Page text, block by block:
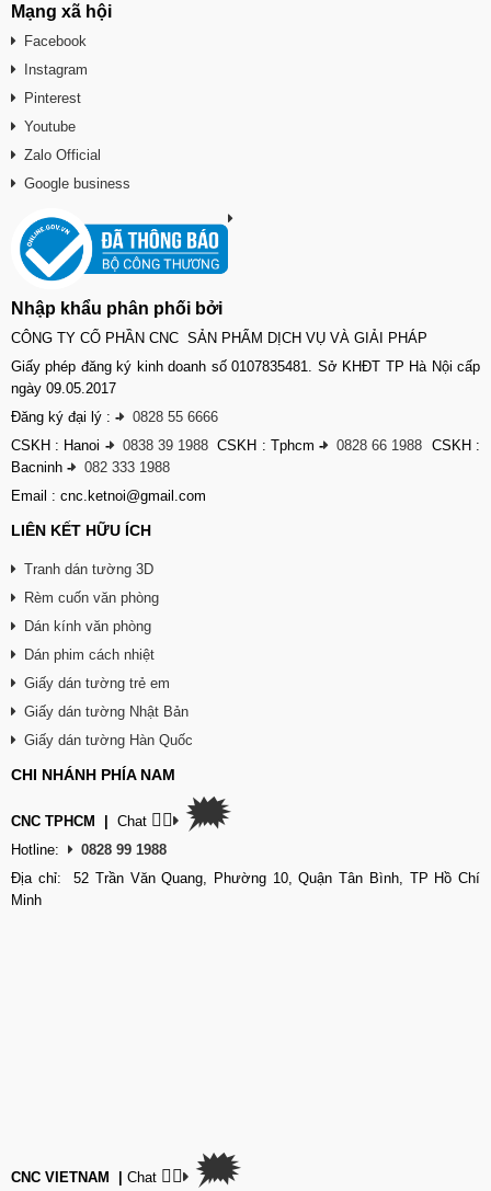
Mạng xã hội
Facebook
Instagram
Pinterest
Youtube
Zalo Official
Google business
Nhập khẩu phân phối bởi
CÔNG TY CỔ PHẦN CNC SẢN PHẨM DỊCH VỤ VÀ GIẢI PHÁP
Giấy phép đăng ký kinh doanh số 0107835481. Sở KHĐT TP Hà Nội cấp
ngày 09.05.2017
Đăng ký đại lý : -
0828 55 6666
CSKH : Hanoi - 0838 39 1988 CSKH : Tphcm- 0828 66 1988 CSKH :
Bacninh -
082 333 1988
Email : cnc.ketnoi@gmail.com
LIÊN KẾT HỮU ÍCH
Tranh dán tường 3D
Rèm cuốn văn phòng
Dán kính văn phòng
Dán phim cách nhiệt
Giấy dán tường trẻ em
Giấy dán tường Nhật Bản
Giấy dán tường Hàn Quốc
CHI NHÁNH PHÍA NAM
CNC TPHCM | Chat 👉🏽 🗯
Hotline:
0828 99 1988
Địa chỉ: 52 Trần Văn Quang, Phường 10, Quận Tân Bình, TP Hồ Chí
Minh
CNC VIETNAM | Chat 👉🏽 🗯